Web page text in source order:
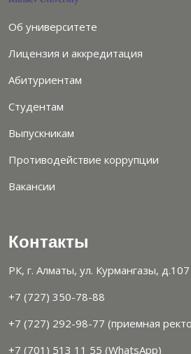
Об университете
Лицензия и аккредитация
Абитуриентам
Студентам
Выпускникам
Противодействие коррупции
Вакансии
Контакты
РК, г. Алматы, ул. Курмангазы, д.107
+7 (727) 350-78-88
+7 (727) 292-98-77 (приемная
+7 (701) 513 11 55 (WhatsApp)